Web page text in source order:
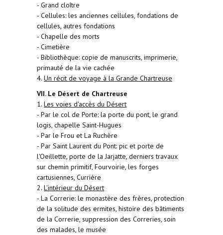
- Grand cloître
- Cellules: les anciennes cellules, fondations de
cellules, autres fondations
- Chapelle des morts
- Cimetière
- Bibliothèque: copie de manuscrits, imprimerie,
primauté de la vie cachée
4. Un récit de voyage à la Grande Chartreuse
VII. Le Désert de Chartreuse
1. Les voies d'accès du Désert
- Par le col de Porte: la porte du pont, le grand
logis, chapelle Saint-Hugues
- Par le Frou et La Ruchère
- Par Saint Laurent du Pont: pic et porte de
l'Oeillette, porte de la Jarjatte, derniers travaux
sur chemin primitif, Fourvoirie, les forges
cartusiennes, Currière
2. L'intérieur du Désert
- La Correrie: le monastère des frères, protection
de la solitude des ermites, histoire des bâtiments
de la Correrie, suppression des Correries, soin
des malades, le musée